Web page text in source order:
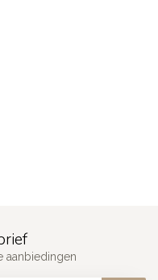
aanbiedingen